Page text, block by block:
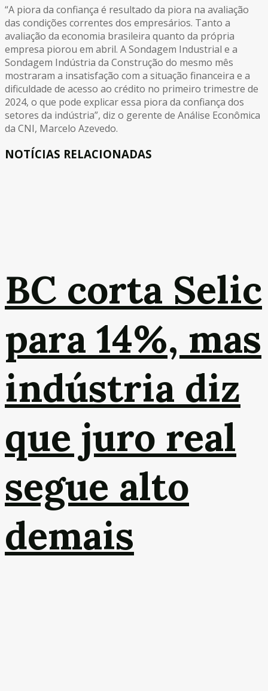
“A piora da confiança é resultado da piora na avaliação
das condições correntes dos empresários. Tanto a
avaliação da economia brasileira quanto da própria
empresa piorou em abril. A Sondagem Industrial e a
Sondagem Indústria da Construção do mesmo mês
mostraram a insatisfação com a situação financeira e a
dificuldade de acesso ao crédito no primeiro trimestre de
2024, o que pode explicar essa piora da confiança dos
setores da indústria”, diz o gerente de Análise Econômica
da CNI, Marcelo Azevedo.
NOTÍCIAS RELACIONADAS
BC corta Selic
para 14%, mas
indústria diz
que juro real
segue alto
demais